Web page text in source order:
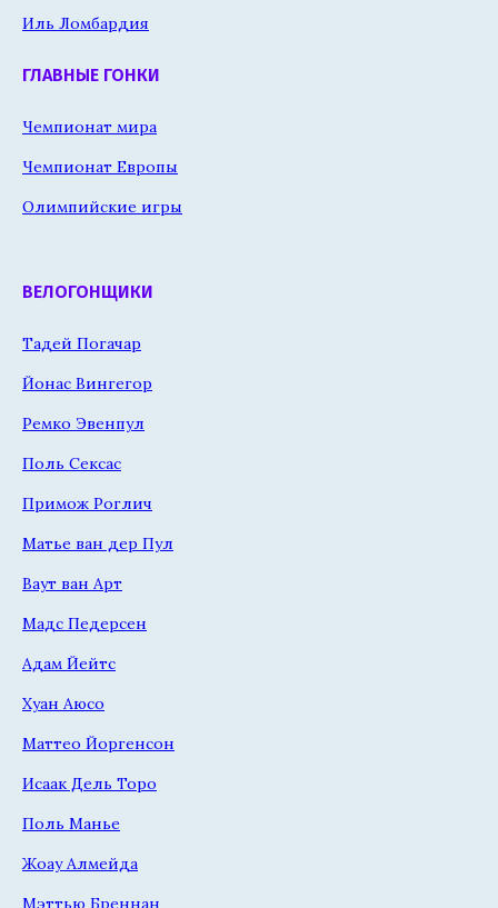
Иль Ломбардия
ГЛАВНЫЕ ГОНКИ
Чемпионат мира
Чемпионат Европы
Олимпийские игры
ВЕЛОГОНЩИКИ
Тадей Погачар
Йонас Вингегор
Ремко Эвенпул
Поль Сексас
Примож Роглич
Матье ван дер Пул
Ваут ван Арт
Мадс Педерсен
Адам Йейтс
Хуан Аюсо
Маттео Йоргенсон
Исаак Дель Торо
Поль Манье
Жоау Алмейда
Мэттью Бреннан